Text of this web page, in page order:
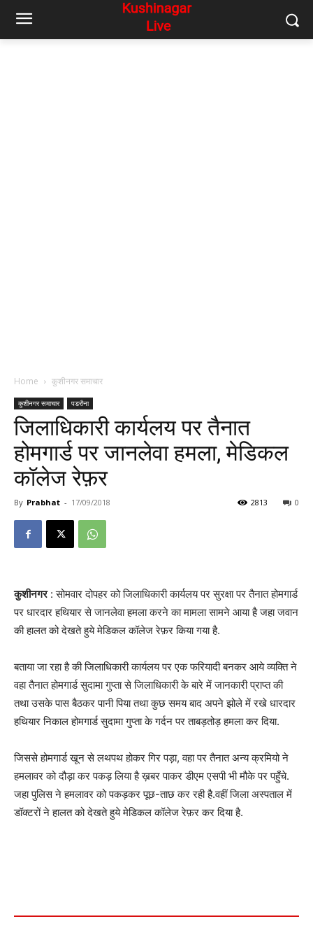
Home कुशीनगर समाचार
कुशीनगर समाचार पडरौना
जिलाधिकारी कार्यलय पर तैनात
होमगार्ड पर जानलेवा हमला, मेडिकल
कॉलेज रेफ़र
By Prabhat - 17/09/2018 0
2813
कुशीनगर: सोमवार दोपहर को जिलाधिकारी कार्यलय पर सुरक्षा पर तैनात होमगार्ड
पर धारदार हथियार से जानलेवा हमला करने का मामला सामने आया है जहा जवान
की हालत को देखते हुये मेडिकल कॉलेज रेफ़र किया गया है.
बताया जा रहा है की जिलाधिकारी कार्यलय पर एक फरियादी बनकर आये व्यक्ति ने
वहा तैनात होमगार्ड सुदामा गुप्ता से जिलाधिकारी के बारे में जानकारी प्राप्त की
तथा उसके पास बैठकर पानी पिया तथा कुछ समय बाद अपने झोले में रखे धारदार
हथियार निकाल होमगार्ड सुदामा गुप्ता के गर्दन पर ताबड़तोड़ हमला कर दिया.
जिससे होमगार्ड खून से लथपथ होकर गिर पड़ा, वहा पर तैनात अन्य क्रमियो ने
हमलावर को दौड़ा कर पकड़ लिया है ख़बर पाकर डीएम एसपी भी मौके पर पहुँचे.
जहा पुलिस ने हमलावर को पकड़कर पूछ-ताछ कर रही है.वहीं जिला अस्पताल में
डॉक्टरों ने हालत को देखते हुये मेडिकल कॉलेज रेफ़र कर दिया है.